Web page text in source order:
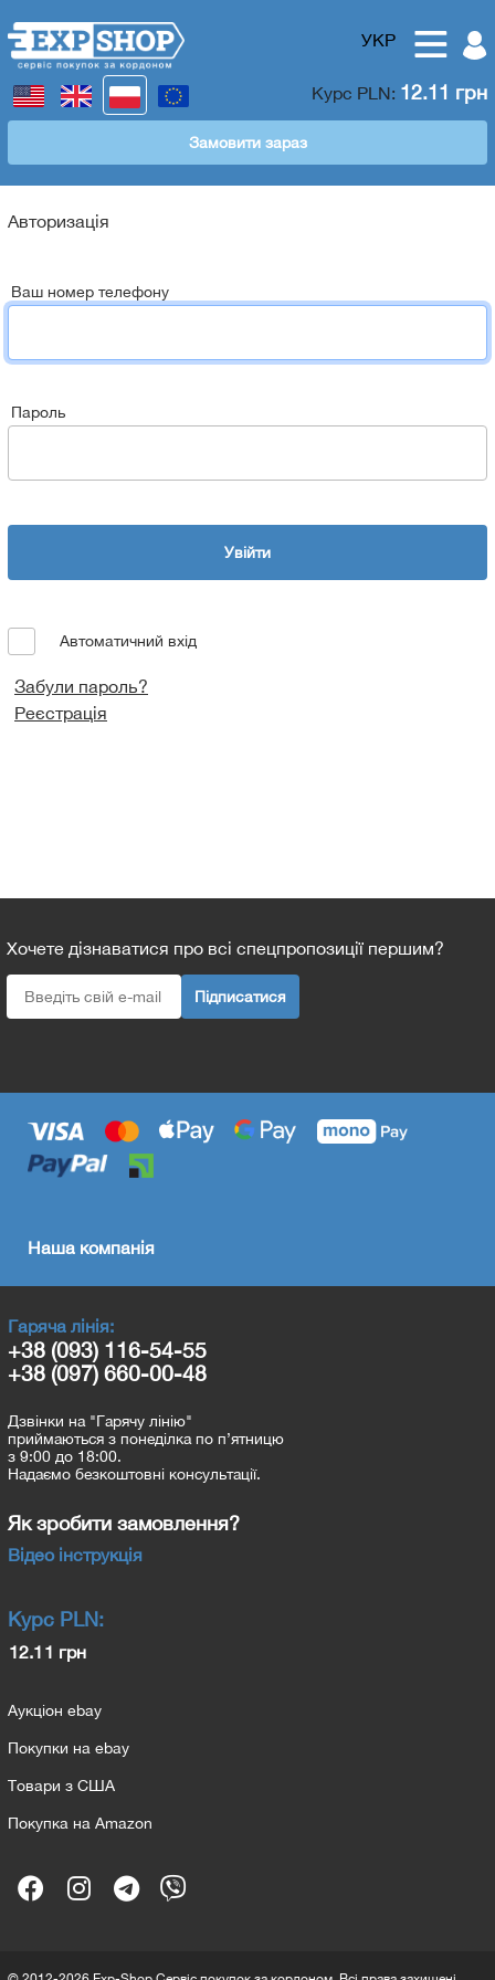
УКР
Курс PLN: 12.11 грн
Замовити зараз
Авторизація
Ваш номер телефону
Пароль
Увійти
Автоматичний вхід
Забули пароль?
Реєстрація
Хочете дізнаватися про всі спецпропозиції першим?
Підписатися
Наша компанія
Гаряча лінія:
+38 (093) 116-54-55
+38 (097) 660-00-48
Дзвінки на "Гарячу лінію"
приймаються з понеділка по п’ятницю
з 9:00 до 18:00.
Надаємо безкоштовні консультації.
Як зробити замовлення?
Відео інструкція
Курс PLN:
12.11 грн
Аукціон ebay
Покупки на ebay
Товари з США
Покупка на Amazon